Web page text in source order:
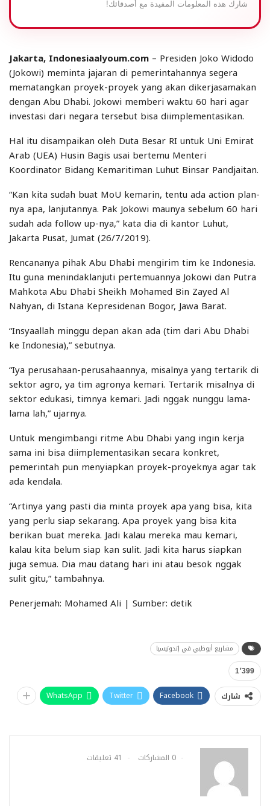
شارك هذه المعلومات المفيدة مع أصدقائك!
Jakarta, Indonesiaalyoum.com – Presiden Joko Widodo
(Jokowi) meminta jajaran di pemerintahannya segera
mematangkan proyek-proyek yang akan dikerjasamakan
dengan Abu Dhabi. Jokowi memberi waktu 60 hari agar
investasi dari negara tersebut bisa diimplementasikan.
Hal itu disampaikan oleh Duta Besar RI untuk Uni Emirat
Arab (UEA) Husin Bagis usai bertemu Menteri
Koordinator Bidang Kemaritiman Luhut Binsar Pandjaitan.
“Kan kita sudah buat MoU kemarin, tentu ada action plan-
nya apa, lanjutannya. Pak Jokowi maunya sebelum 60 hari
sudah ada follow up-nya,” kata dia di kantor Luhut,
Jakarta Pusat, Jumat (26/7/2019).
Rencananya pihak Abu Dhabi mengirim tim ke Indonesia.
Itu guna menindaklanjuti pertemuannya Jokowi dan Putra
Mahkota Abu Dhabi Sheikh Mohamed Bin Zayed Al
Nahyan, di Istana Kepresidenan Bogor, Jawa Barat.
“Insyaallah minggu depan akan ada (tim dari Abu Dhabi
ke Indonesia),” sebutnya.
“Iya perusahaan-perusahaannya, misalnya yang tertarik di
sektor agro, ya tim agronya kemari. Tertarik misalnya di
sektor edukasi, timnya kemari. Jadi nggak nunggu lama-
lama lah,” ujarnya.
Untuk mengimbangi ritme Abu Dhabi yang ingin kerja
sama ini bisa diimplementasikan secara konkret,
pemerintah pun menyiapkan proyek-proyeknya agar tak
ada kendala.
“Artinya yang pasti dia minta proyek apa yang bisa, kita
yang perlu siap sekarang. Apa proyek yang bisa kita
berikan buat mereka. Jadi kalau mereka mau kemari,
kalau kita belum siap kan sulit. Jadi kita harus siapkan
juga semua. Dia mau datang hari ini atau besok nggak
sulit gitu,” tambahnya.
Penerjemah: Mohamed Ali | Sumber: detik
مشاريع أبوظبي في إندونيسيا
1٬399
شارك Facebook
Twitter
WhatsApp
0 المشاركات 41 تعليقات